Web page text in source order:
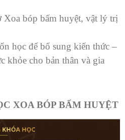
Xoa bóp bấm huyệt, vật lý trị
học để bổ sung kiến thức –
khỏe cho bản thân và gia
XOA BÓP BẤM HUYỆT